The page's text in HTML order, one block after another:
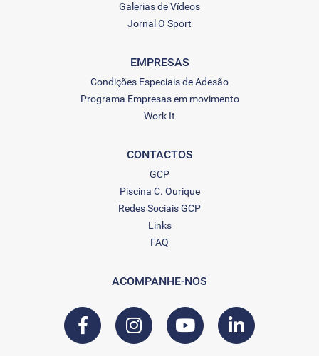
Galerias de Vídeos
Jornal O Sport
EMPRESAS
Condições Especiais de Adesão
Programa Empresas em movimento
Work It
CONTACTOS
GCP
Piscina C. Ourique
Redes Sociais GCP
Links
FAQ
ACOMPANHE-NOS